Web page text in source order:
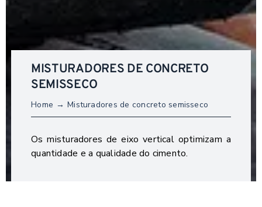
MISTURADORES DE CONCRETO
SEMISSECO
Home Misturadores de concreto semisseco
Os misturadores de eixo vertical optimizam a
quantidade e a qualidade do cimento.